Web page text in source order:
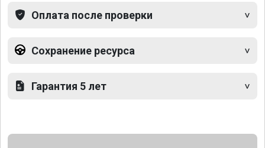
Оплата после проверки
Сохранение ресурса
Гарантия 5 лет